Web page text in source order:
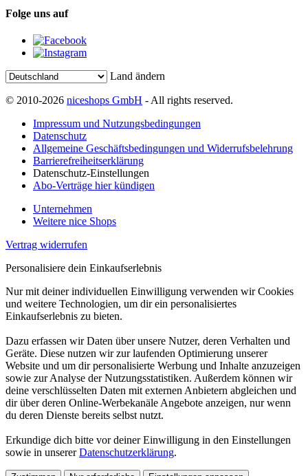
Folge uns auf
Land ändern
© 2010-2026 niceshops GmbH - All rights reserved.
Impressum und Nutzungsbedingungen
Datenschutz
Allgemeine Geschäftsbedingungen und Widerrufsbelehrung
Barrierefreiheitserklärung
Datenschutz-Einstellungen
Abo-Verträge hier kündigen
Unternehmen
Weitere nice Shops
Vertrag widerrufen
Personalisiere dein Einkaufserlebnis
Nur mit deiner individuellen Einwilligung verwenden wir Cookies
und weitere Technologien, um dir ein personalisiertes
Einkaufserlebnis zu bieten.
Dazu erfassen wir Daten über unsere Nutzer, deren Verhalten und
Geräte. Diese nutzen wir zur laufenden Optimierung unserer
Website und um dir personalisierte Werbung und Inhalte anzuzeigen
sowie zur Analyse der Nutzungsstatistiken. Außerdem können wir
deine verschlüsselten Daten mit externen Anbietern abgleichen und
dir über deren Online-Werbekanäle Angebote anzeigen, nur wenn
du deren Dienste bereits selbst nutzt.
Erkundige dich bitte vor deiner Einwilligung in den Einstellungen
sowie in unsererDatenschutzerklärung.